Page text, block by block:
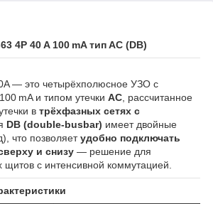
4P 40 A 100 mA тип AC (DB)
— это четырёхполюсное УЗО с
mA и типом утечки AC , рассчитанное
в трёхфазных сетях с
DB (double-busbar) имеет двойные
что позволяетудобно подключать
и снизу — решение для
щитов с интенсивной коммутацией.